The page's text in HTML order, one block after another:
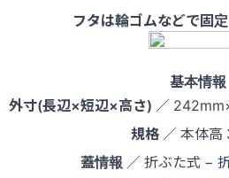
フタは輪ゴムなどで固
基本情報
外寸(長辺×短辺×高さ) ／
規格／ 本体高
蓋情報 ／ 折ぶた式 −